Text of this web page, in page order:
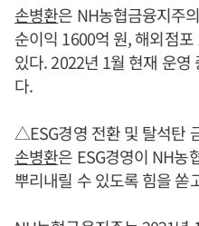
손병환은 NH농협금융지주
순이익 1600억 원, 해외점
있다. 2022년 1월 현재 운영
다.
△ESG경영 전환 및 탈석탄
손병환은 ESG경영이 NH농
뿌리내릴 수 있도록 힘을 쏟